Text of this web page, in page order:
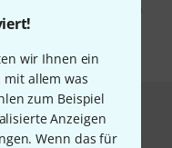
wir Ihnen ein
allem was
zum Beispiel
Anzeigen
Wenn das für
finden Sie in